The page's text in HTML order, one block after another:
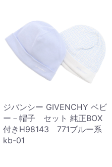
ジバンシー GIVENCHY ベビ
ー－帽子 セット 純正BOX
付きH98143 771ブルー系
kb-01